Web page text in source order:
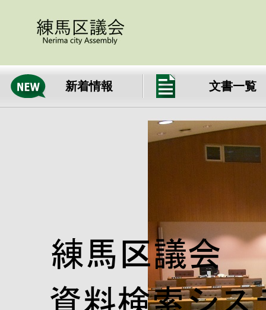
新着情報 文書一覧